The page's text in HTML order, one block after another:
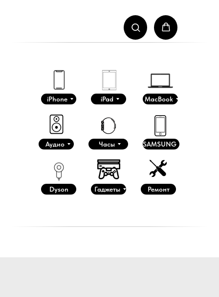
iPhone iPad MacBook
Аудио Часы
Dyson Гаджеты
SAMSUNG
Ремонт